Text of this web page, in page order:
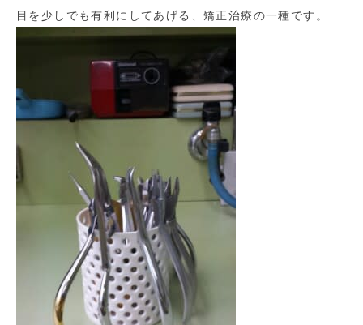
目を少しでも有利にしてあげる、矯正治療の一種です。